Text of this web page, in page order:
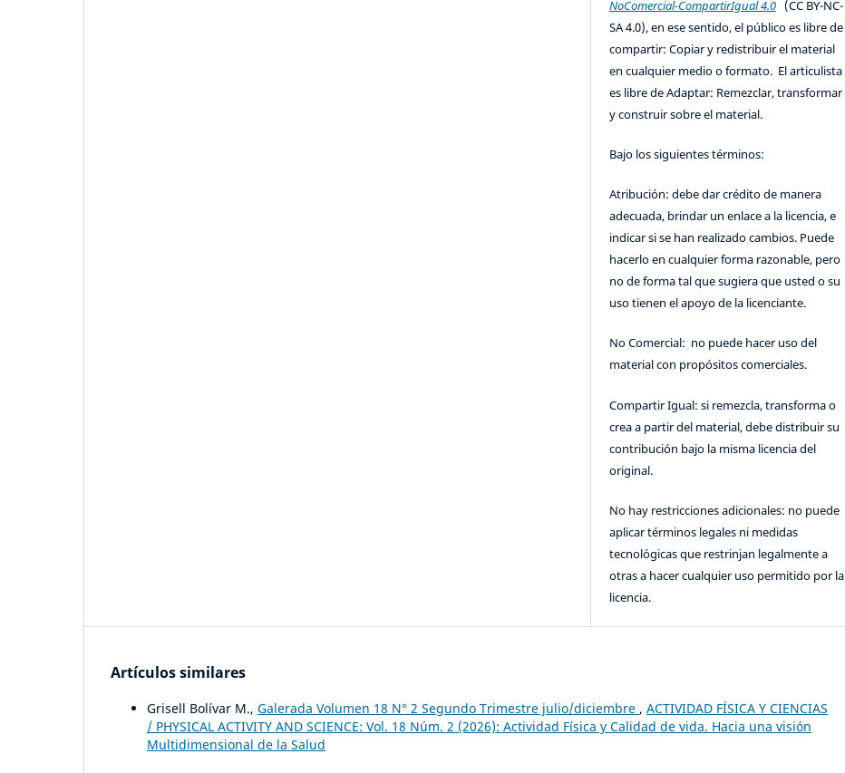
NoComercial-CompartirIgual 4.0 (CC BY-NC-
SA 4.0), en ese sentido, el público es libre de
compartir: Copiar y redistribuir el material
en cualquier medio o formato. El articulista
es libre de Adaptar: Remezclar, transformar
y construir sobre el material.
Bajo los siguientes términos:
Atribución: debe dar crédito de manera
adecuada, brindar un enlace a la licencia, e
indicar si se han realizado cambios. Puede
hacerlo en cualquier forma razonable, pero
no de forma tal que sugiera que usted o su
uso tienen el apoyo de la licenciante.
No Comercial: no puede hacer uso del
material con propósitos comerciales.
Compartir Igual: si remezcla, transforma o
crea a partir del material, debe distribuir su
contribución bajo la misma licencia del
original.
No hay restricciones adicionales: no puede
aplicar términos legales ni medidas
tecnológicas que restrinjan legalmente a
otras a hacer cualquier uso permitido por la
licencia.
Artículos similares
Grisell Bolívar M., Galerada Volumen 18 N° 2 Segundo Trimestre julio/diciembre , ACTIVIDAD FÍSICA Y CIENCIAS
/ PHYSICAL ACTIVITY AND SCIENCE: Vol. 18 Núm. 2 (2026): Actividad Física y Calidad de vida. Hacia una visión
Multidimensional de la Salud